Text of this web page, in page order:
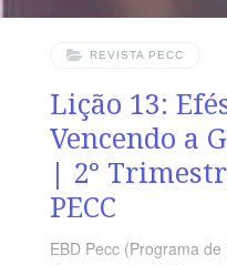
REVISTA PECC
Lição 13:
Vencendo a
| 2°
PECC
EBD Pecc (Programa